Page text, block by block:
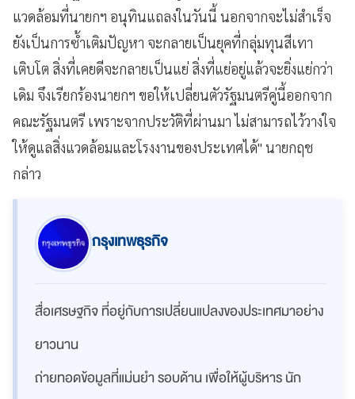
แวดล้อมที่นายกฯ อนุทินแถลงในวันนี้ นอกจากจะไม่สำเร็จ
ยังเป็นการซ้ำเติมปัญหา จะกลายเป็นยุคที่กลุ่มทุนสีเทา
เติบโต สิ่งที่เคยดีจะกลายเป็นแย่ สิ่งที่แย่อยู่แล้วจะยิ่งแย่กว่า
เดิม จึงเรียกร้องนายกฯ ขอให้เปลี่ยนตัวรัฐมนตรีคู่นี้ออกจาก
คณะรัฐมนตรี เพราะจากประวัติที่ผ่านมา ไม่สามารถไว้วางใจ
ให้ดูแลสิ่งแวดล้อมและโรงงานของประเทศได้" นายกฤช
กล่าว
กรุงเทพธุรกิจ
สื่อเศรษฐกิจ ที่อยู่กับการเปลี่ยนแปลงของประเทศมาอย่าง
ยาวนาน
ถ่ายทอดข้อมูลที่แม่นยำ รอบด้าน เพื่อให้ผู้บริหาร นัก